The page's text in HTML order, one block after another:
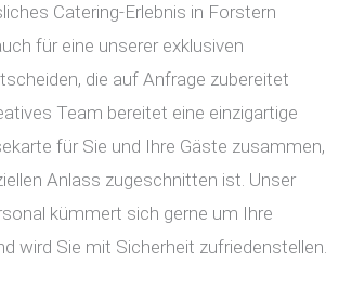
Catering-Erlebnis in Forstern
für eine unserer exklusiven
die auf Anfrage zubereitet
Team bereitet eine einzigartige
für Sie und Ihre Gäste zusammen,
Anlass zugeschnitten ist. Unser
kümmert sich gerne um Ihre
wird Sie mit Sicherheit zufriedenstellen.